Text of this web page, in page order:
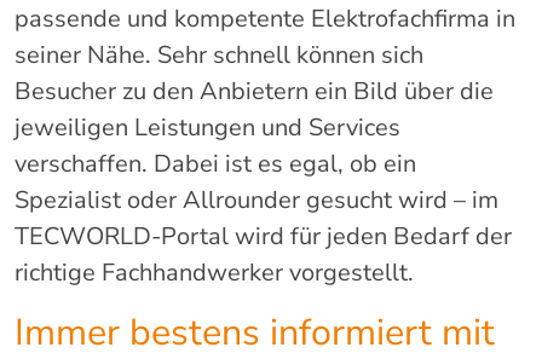
passende und kompetente Elektrofachfirma in
seiner Nähe. Sehr schnell können sich
Besucher zu den Anbietern ein Bild über die
jeweiligen Leistungen und Services
verschaffen. Dabei ist es egal, ob ein
Spezialist oder Allrounder gesucht wird – im
TECWORLD-Portal wird für jeden Bedarf der
richtige Fachhandwerker vorgestellt.
Immer bestens informiert mit